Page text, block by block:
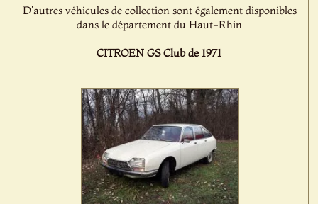
D'autres véhicules de collection sont également disponibles
dans le département du Haut-Rhin
CITROEN GS Club de 1971